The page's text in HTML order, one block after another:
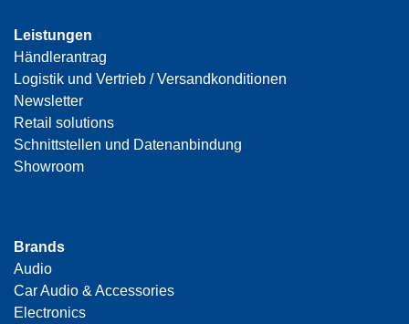
Leistungen
Händlerantrag
Logistik und Vertrieb / Versandkonditionen
Newsletter
Retail solutions
Schnittstellen und Datenanbindung
Showroom
Brands
Audio
Car Audio & Accessories
Electronics